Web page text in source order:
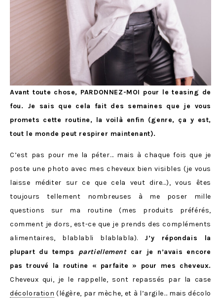
Avant toute chose, PARDONNEZ-MOI pour le teasing de
fou. Je sais que cela fait des semaines que je vous
promets cette routine, la voilà enfin (genre, ça y est,
tout le monde peut respirer maintenant).
C’est pas pour me la péter… mais à chaque fois que je
poste une photo avec mes cheveux bien visibles (je vous
laisse méditer sur ce que cela veut dire…), vous êtes
toujours tellement nombreuses à me poser mille
questions sur ma routine (mes produits préférés,
comment je dors, est-ce que je prends des compléments
alimentaires, blablabli blablabla). J’y répondais la
plupart du temps partiellementcar je n’avais encore
pas trouvé la routine « parfaite » pour mes cheveux.
Cheveux qui, je le rappelle, sont repassés par la case
décoloration (légère, par mèche, et à l’argile… mais décolo